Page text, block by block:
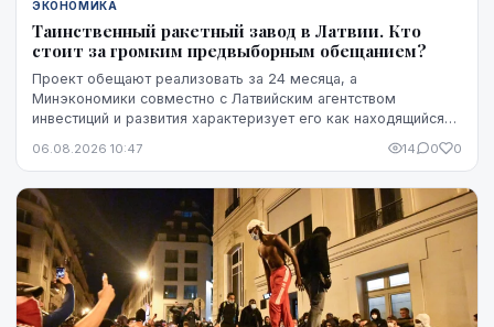
ЭКОНОМИКА
Таинственный ракетный завод в Латвии. Кто
стоит за громким предвыборным обещанием?
Проект обещают реализовать за 24 месяца, а
Минэкономики совместно с Латвийским агентством
инвестиций и развития характеризует его как находящийся
ни модель ракет, ни владелец технологий, ни
необходимого финансирования уже обеспечена и на чем
основан прогноз экспорта.
06.08.2026 10:47 14 0 0